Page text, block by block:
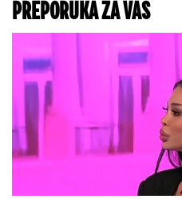
PREPORUKA ZA VAS